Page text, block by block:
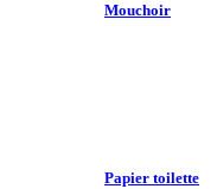
Mouchoir
Papier toilette